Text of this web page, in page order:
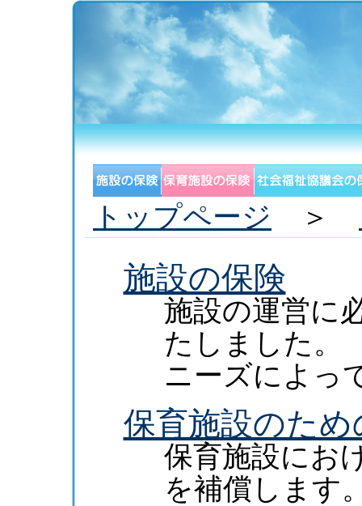
トップページ ＞
施設の保険
施設の運営に
たしました。
ニーズによっ
保育施設のため
保育施設にお
を補償します